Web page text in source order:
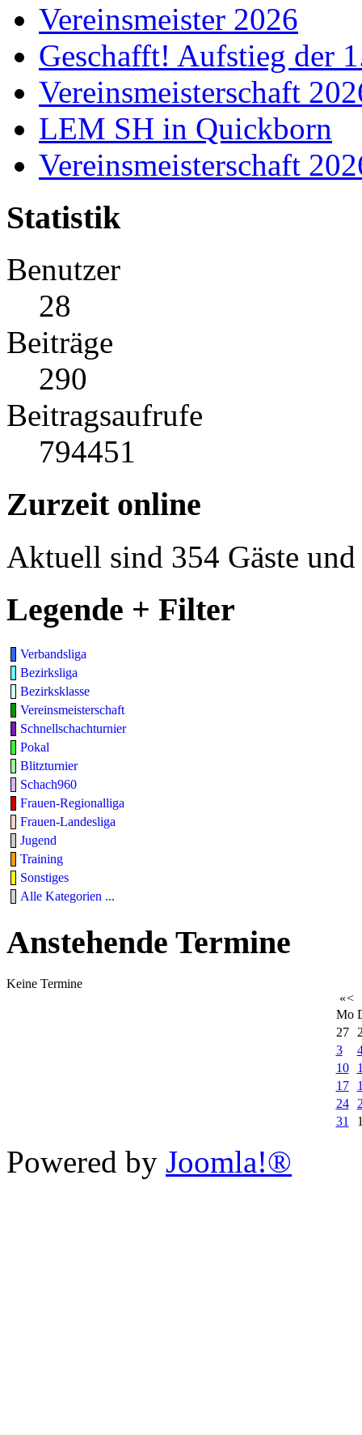
Vereinsmeister 2026
Geschafft! Aufstieg der
Vereinsmeisterschaft
LEM SH in Quickborn
Vereinsmeisterschaft
Statistik
Benutzer
28
Beiträge
290
Beitragsaufrufe
794451
Zurzeit online
Aktuell sind 354 Gäste
Legende + Filter
Verbandsliga
Bezirksliga
Bezirksklasse
Vereinsmeisterschaft
Schnellschachturnier
Pokal
Blitzturnier
Schach960
Frauen-Regionalliga
Frauen-Landesliga
Jugend
Training
Sonstiges
Alle Kategorien ...
Anstehende Termine
Keine Termine
«<
Mo
27
3
10
17
24
31
Powered by Joomla!®